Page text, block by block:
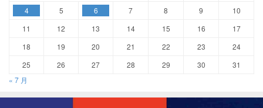
4
5 6 7 8 9
10
11
12 13 14 15 16
17
18
19 20 21 22 23
24
25
26 27 28 29 30
31
« 7 月